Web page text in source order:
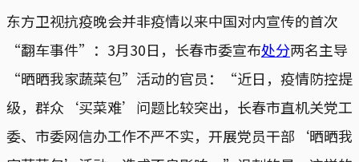
东方卫视抗疫晚会并非疫情以来中国对内宣传的首次
“翻车事件”：3月30日，长春市委宣布处分两名主导
“晒晒我家蔬菜包”活动的官员：“近日，疫情防控提
级，群众‘买菜难’问题比较突出，长春市直机关党工
委、市委网信办工作不严不实，开展党员干部‘晒晒我